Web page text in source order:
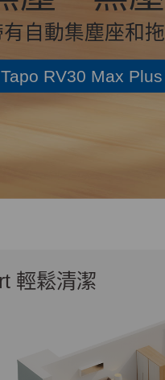
有自動集塵座和
Tapo RV30 Max Plus
輕鬆清潔